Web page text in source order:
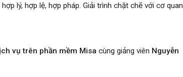
lý, hợp lệ, hợp pháp. Giải trình chặt chẽ với cơ quan
vụ trên phần mềm Misa cùng giảng viên Nguyễn